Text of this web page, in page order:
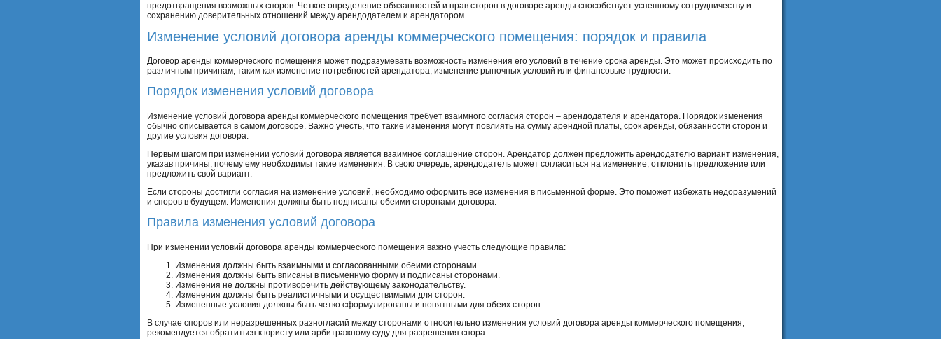
предотвращения возможных споров. Четкое определение обязанностей и прав сторон в договоре аренды способствует успешному сотрудничеству и
сохранению доверительных отношений между арендодателем и арендатором.
Изменение условий договора аренды коммерческого помещения: порядок и правила
Договор аренды коммерческого помещения может подразумевать возможность изменения его условий в течение срока аренды. Это может происходить по
различным причинам, таким как изменение потребностей арендатора, изменение рыночных условий или финансовые трудности.
Порядок изменения условий договора
Изменение условий договора аренды коммерческого помещения требует взаимного согласия сторон – арендодателя и арендатора. Порядок изменения
обычно описывается в самом договоре. Важно учесть, что такие изменения могут повлиять на сумму арендной платы, срок аренды, обязанности сторон и
другие условия договора.
Первым шагом при изменении условий договора является взаимное соглашение сторон. Арендатор должен предложить арендодателю вариант изменения,
указав причины, почему ему необходимы такие изменения. В свою очередь, арендодатель может согласиться на изменение, отклонить предложение или
предложить свой вариант.
Если стороны достигли согласия на изменение условий, необходимо оформить все изменения в письменной форме. Это поможет избежать недоразумений
и споров в будущем. Изменения должны быть подписаны обеими сторонами договора.
Правила изменения условий договора
При изменении условий договора аренды коммерческого помещения важно учесть следующие правила:
Изменения должны быть взаимными и согласованными обеими сторонами.
Изменения должны быть вписаны в письменную форму и подписаны сторонами.
Изменения не должны противоречить действующему законодательству.
Изменения должны быть реалистичными и осуществимыми для сторон.
Измененные условия должны быть четко сформулированы и понятными для обеих сторон.
В случае споров или неразрешенных разногласий между сторонами относительно изменения условий договора аренды коммерческого помещения,
рекомендуется обратиться к юристу или арбитражному суду для разрешения спора.